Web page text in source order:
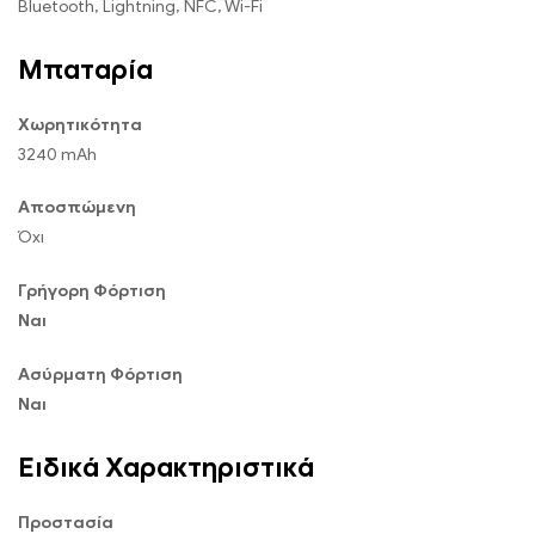
Bluetooth, Lightning, NFC, Wi-Fi
Μπαταρία
Χωρητικότητα
3240 mAh
Αποσπώμενη
Όχι
Γρήγορη Φόρτιση
Ναι
Ασύρματη Φόρτιση
Ναι
Ειδικά Χαρακτηριστικά
Προστασία